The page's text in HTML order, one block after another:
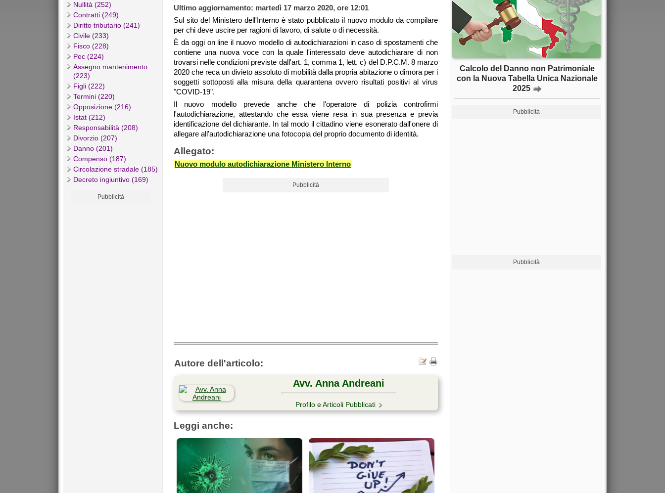
Nullità (252)
Contratti (249)
Diritto tributario (241)
Civile (233)
Fisco (228)
Pec (224)
Assegno mantenimento
(223)
Figli (222)
Termini (220)
Opposizione (216)
Istat (212)
Responsabilità (208)
Divorzio (207)
Danno (201)
Compenso (187)
Circolazione stradale (185)
Decreto ingiuntivo (169)
Pubblicità
Ultimo aggiornamento: martedì 17 marzo 2020, ore 12:01
Sul sito del Ministero dell'Interno è stato pubblicato il nuovo modulo da compilare
per chi deve uscire per ragioni di lavoro, di salute o di necessità.
È da oggi on line il nuovo modello di autodichiarazioni in caso di spostamenti che
contiene una nuova voce con la quale l'interessato deve autodichiarare di non
trovarsi nelle condizioni previste dall'art. 1, comma 1, lett. c) del D.P.C.M. 8 marzo
2020 che reca un divieto assoluto di mobilità dalla propria abitazione o dimora per i
soggetti sottoposti alla misura della quarantena ovvero risultati positivi al virus
"COVID-19".
Il nuovo modello prevede anche che l'operatore di polizia controfirmi
l'autodichiarazione, attestando che essa viene resa in sua presenza e previa
identificazione del dichiarante. In tal modo il cittadino viene esonerato dall'onere di
allegare all'autodichiarazione una fotocopia del proprio documento di identità.
Allegato:
Nuovo modulo autodichiarazione Ministero Interno
Pubblicità
Autore dell'articolo:
Avv. Anna Andreani
Profilo e Articoli Pubblicati
Leggi anche:
Calcolo del Danno non Patrimoniale
con la Nuova Tabella Unica Nazionale
2025
Pubblicità
Pubblicità